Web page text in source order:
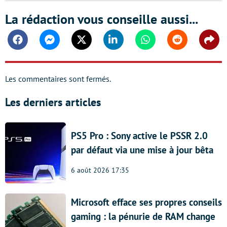
La rédaction vous conseille aussi...
FacebookMessengerTwitter Linkedin WhatsappReddit
Les commentaires sont fermés.
Les derniers articles
PS5 Pro : Sony active le PSSR 2.0
par défaut via une mise à jour bêta
6 août 2026 17:35
Microsoft efface ses propres conseils
gaming : la pénurie de RAM change